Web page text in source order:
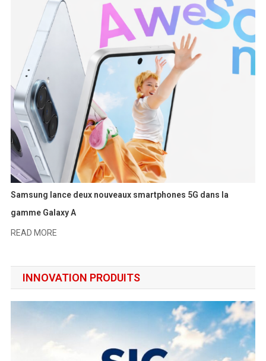
Samsung lance deux nouveaux smartphones 5G dans la
gamme Galaxy A
READ MORE
INNOVATION PRODUITS